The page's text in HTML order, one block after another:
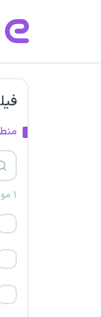
۱ مورد انتخاب شده